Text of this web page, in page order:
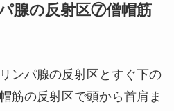
腺の反射区⑦僧帽筋
ンパ腺の反射区とすぐ下の
筋の反射区で頭から首肩ま